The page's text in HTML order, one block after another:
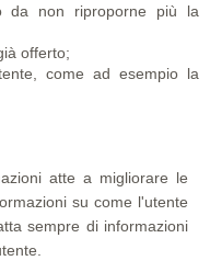
da non riproporne più la
offerto;
come ad esempio la
atte a migliorare le
su come l'utente
sempre di informazioni